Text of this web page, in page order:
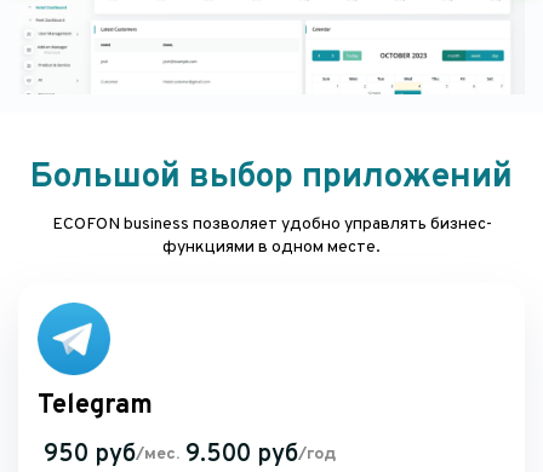
Большой выбор приложений
ECOFON business позволяет удобно управлять бизнес-
функциями в одном месте.
Telegram
950 руб/мес. 9.500 руб/год